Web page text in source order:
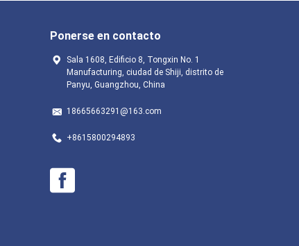
Ponerse en contacto
Sala 1608, Edificio 8, Tongxin No. 1
Manufacturing, ciudad de Shiji, distrito de
Panyu, Guangzhou, China
18665663291@163.com
+8615800294893